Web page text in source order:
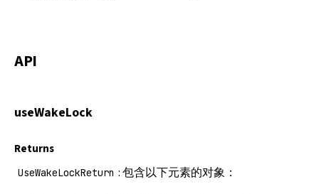
API
useWakeLock
Returns
UseWakeLockReturn : 包含以下元素的对象：